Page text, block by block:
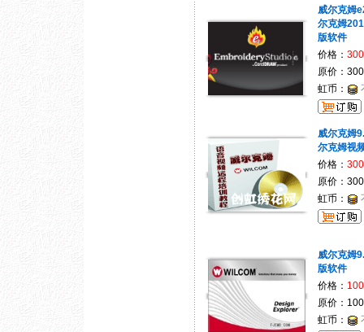
威尔克姆
尔克姆
版软件
价格： 300
原价：
虹币：
威尔克姆
尔克姆视
价格： 300
原价：
虹币：
威尔克姆
版软件
价格： 100
原价：
虹币：